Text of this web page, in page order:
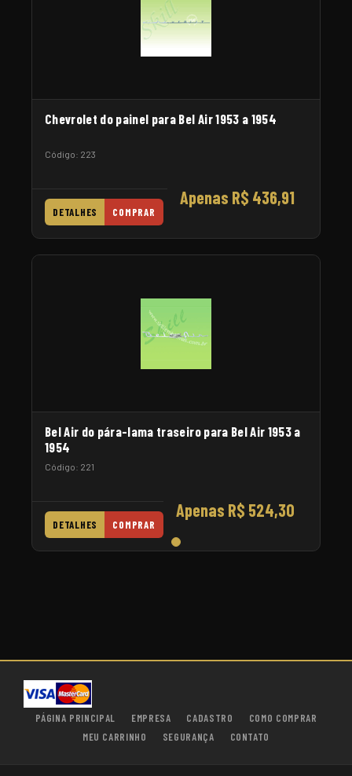
Chevrolet do painel para Bel Air 1953 a 1954
Código: 223
Apenas R$ 436,91
DETALHES COMPRAR
Bel Air do pára-lama traseiro para Bel Air 1953 a
1954
Código: 221
Apenas R$ 524,30
DETALHES COMPRAR
PÁGINA PRINCIPAL EMPRESA CADASTRO
COMO COMPRAR
MEU CARRINHO
SEGURANÇA CONTATO